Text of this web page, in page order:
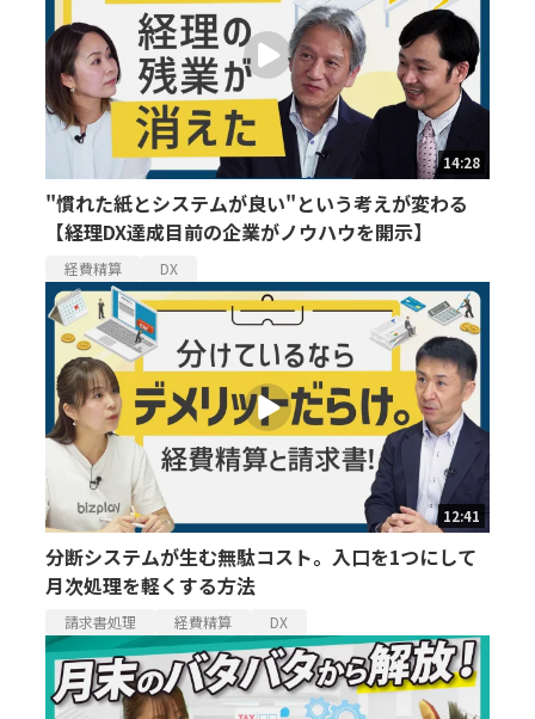
14:28
"慣れた紙とシステムが良い"という考えが変わる
【経理DX達成目前の企業がノウハウを開示】
経費精算 DX
12:41
分断システムが生む無駄コスト。入口を1つにして
月次処理を軽くする方法
請求書処理 経費精算 DX